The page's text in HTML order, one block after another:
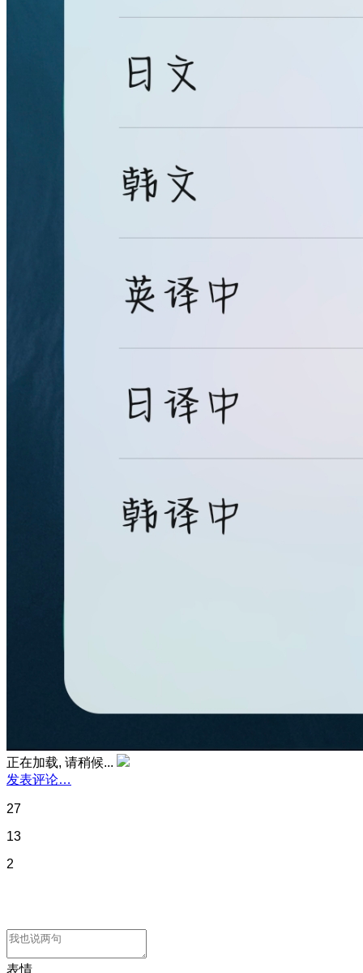
正在加载, 请稍候...
发表评论…
27
13
2
表情